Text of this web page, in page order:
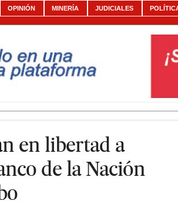
OPINIÓN MINERÍA JUDICIALES
en libertad a
de la Nación